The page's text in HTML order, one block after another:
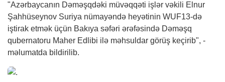
"Azərbaycanın Dəməşqdəki müvəqqəti işlər vəkili Elnur
Şahhüseynov Suriya nümayəndə heyətinin WUF13-də
iştirak etmək üçün Bakıya səfəri ərəfəsində Dəməşq
qubernatoru Maher Edlibi ilə məhsuldar görüş keçirib", -
məlumatda bildirilib.